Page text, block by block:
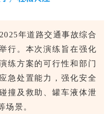
年道路交通事故综合
行。本次演练旨在强化
练方案的可行性和部门
急处置能力，强化安全
撞及救助、罐车液体泄
场景。